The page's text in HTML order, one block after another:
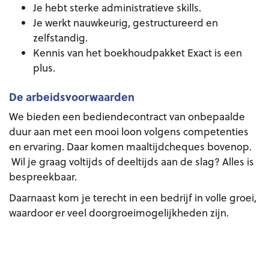
Je hebt sterke administratieve skills.
Je werkt nauwkeurig, gestructureerd en
zelfstandig.
Kennis van het boekhoudpakket Exact is een
plus.
De arbeidsvoorwaarden
We bieden een bediendecontract van onbepaalde
duur aan met een mooi loon volgens competenties
en ervaring. Daar komen maaltijdcheques bovenop.
Wil je graag voltijds of deeltijds aan de slag? Alles is
bespreekbaar.
Daarnaast kom je terecht in een bedrijf in volle groei,
waardoor er veel doorgroeimogelijkheden zijn.